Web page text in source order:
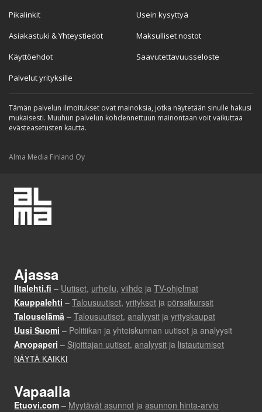
Pikalinkit
Asiakastuki & Yhteystiedot
Käyttöehdot
Palvelut yrityksille
Usein kysyttyä
Maksulliset nostot
Saavutettavuusseloste
Tämän palvelun ilmoitukset ovat mainoksia, jotka näytetään sinulle hakusi
mukaisesti. Muuhun palvelun kohdennettuun mainontaan voit vaikuttaa
evästeasetusten kautta.
Alma Media Finland Oy